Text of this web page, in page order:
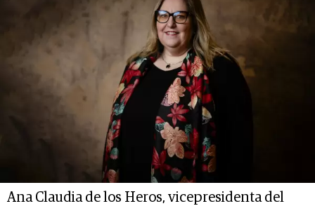
Ana Claudia de los Heros, vicepresidenta del